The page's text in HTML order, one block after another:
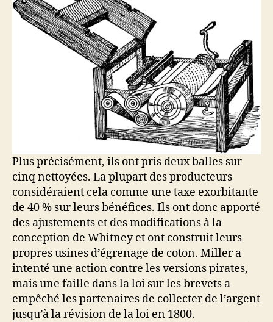
Plus précisément, ils ont pris deux balles sur
cinq nettoyées. La plupart des producteurs
considéraient cela comme une taxe exorbitante
de 40 % sur leurs bénéfices. Ils ont donc apporté
des ajustements et des modifications à la
conception de Whitney et ont construit leurs
propres usines d’égrenage de coton. Miller a
intenté une action contre les versions pirates,
mais une faille dans la loi sur les brevets a
empêché les partenaires de collecter de l’argent
jusqu’à la révision de la loi en 1800.